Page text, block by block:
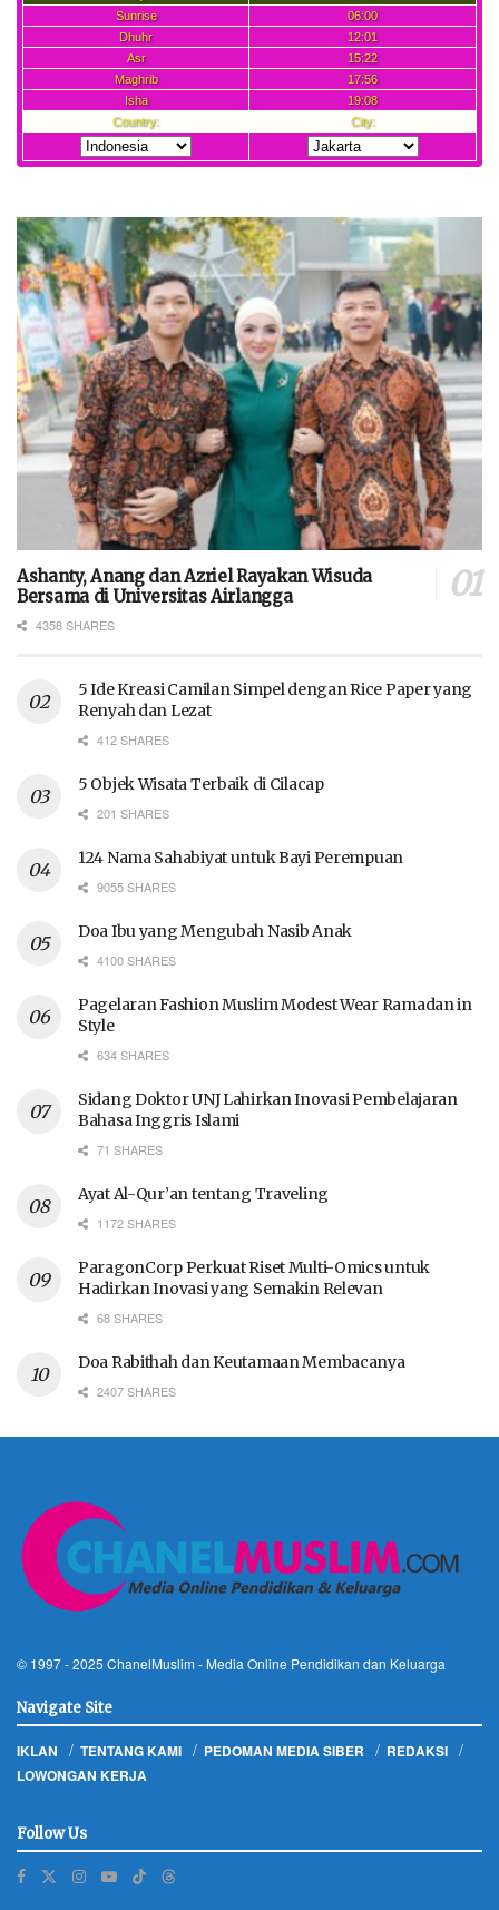
Ashanty, Anang dan Azriel Rayakan Wisuda
Bersama di Universitas Airlangga
4358 SHARES
5 Ide Kreasi Camilan Simpel dengan Rice Paper yang
Renyah dan Lezat
412 SHARES
5 Objek Wisata Terbaik di Cilacap
201 SHARES
124 Nama Sahabiyat untuk Bayi Perempuan
9055 SHARES
Doa Ibu yang Mengubah Nasib Anak
4100 SHARES
Pagelaran Fashion Muslim Modest Wear Ramadan in
Style
634 SHARES
Sidang Doktor UNJ Lahirkan Inovasi Pembelajaran
Bahasa Inggris Islami
71 SHARES
Ayat Al-Qur’an tentang Traveling
1172 SHARES
ParagonCorp Perkuat Riset Multi-Omics untuk
Hadirkan Inovasi yang Semakin Relevan
68 SHARES
Doa Rabithah dan Keutamaan Membacanya
2407 SHARES
© 1997 - 2025 ChanelMuslim - Media Online Pendidikan dan Keluarga
Navigate Site
IKLAN TENTANG KAMI PEDOMAN MEDIA SIBER
REDAKSI
LOWONGAN KERJA
Follow Us